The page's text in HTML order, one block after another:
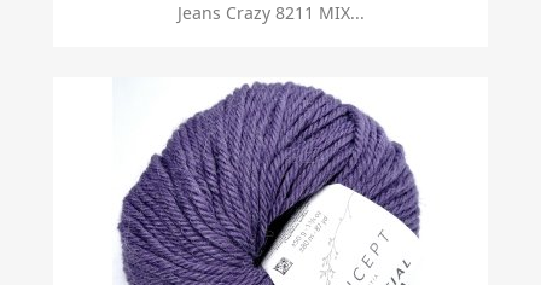
Jeans Crazy 8211 MIX...